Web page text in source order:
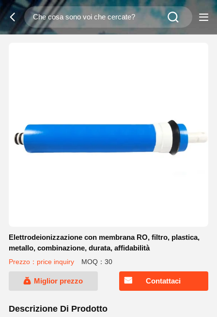
Elettrodeionizzazione con membrana RO, filtro, plastica,
metallo, combinazione, durata, affidabilità
Prezzo：price inquiry MOQ：30
Miglior prezzo Contattaci
Descrizione Di Prodotto